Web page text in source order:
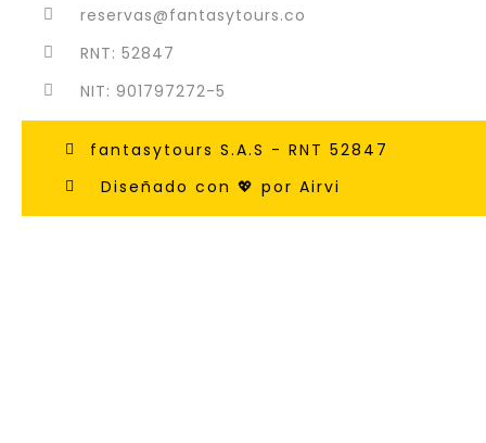
reservas@fantasytours.co
RNT: 52847
NIT: 901797272-5
fantasytours S.A.S - RNT 52847
Diseñado con 💖 por Airvi